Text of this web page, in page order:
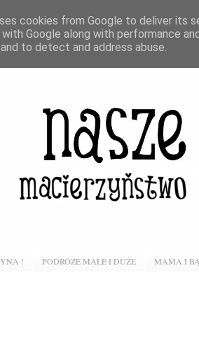
! PODRÓŻE MAŁE I DUŻE MAMA I
cookies from Google to deliver its
with Google along with performance
to detect and address abuse.